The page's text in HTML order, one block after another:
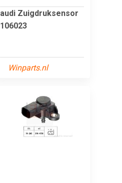
audi Zuigdruksensor
106023
Winparts.nl